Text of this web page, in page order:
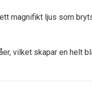
magnifikt ljus som
vilket skapar en helt